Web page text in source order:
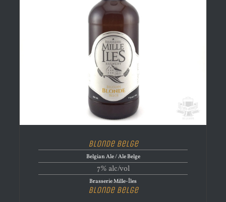
Blonde Belge
Belgian Ale / Ale Belge
7% alc/vol
Brasserie Mille-Îles
Blonde Belge